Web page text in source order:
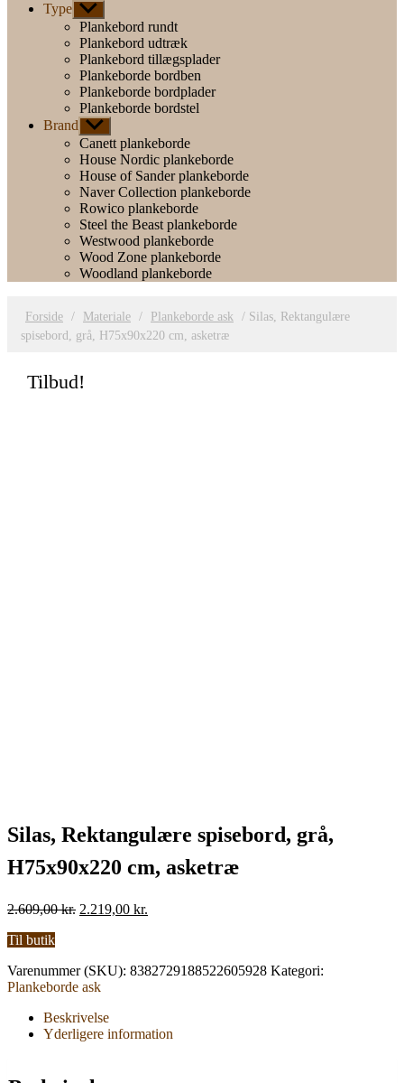
Type Vis
undermenu
Plankebord rundt
Plankebord udtræk
Plankebord tillægsplader
Plankeborde bordben
Plankeborde bordplader
Plankeborde bordstel
Brand Vis
undermenu
Canett plankeborde
House Nordic plankeborde
House of Sander plankeborde
Naver Collection plankeborde
Rowico plankeborde
Steel the Beast plankeborde
Westwood plankeborde
Wood Zone plankeborde
Woodland plankeborde
Forside / Materiale / Plankeborde ask / Silas, Rektangulære
spisebord, grå, H75x90x220 cm, asketræ
Tilbud!
Silas, Rektangulære spisebord, grå,
H75x90x220 cm, asketræ
2.609,00kr. Den
2.609,00 kr..
2.219,00 kr.
2.219,00 kr..
Til butik
Varenummer (SKU): 8382729188522605928 Kategori:
Plankeborde ask
Beskrivelse
Yderligere information